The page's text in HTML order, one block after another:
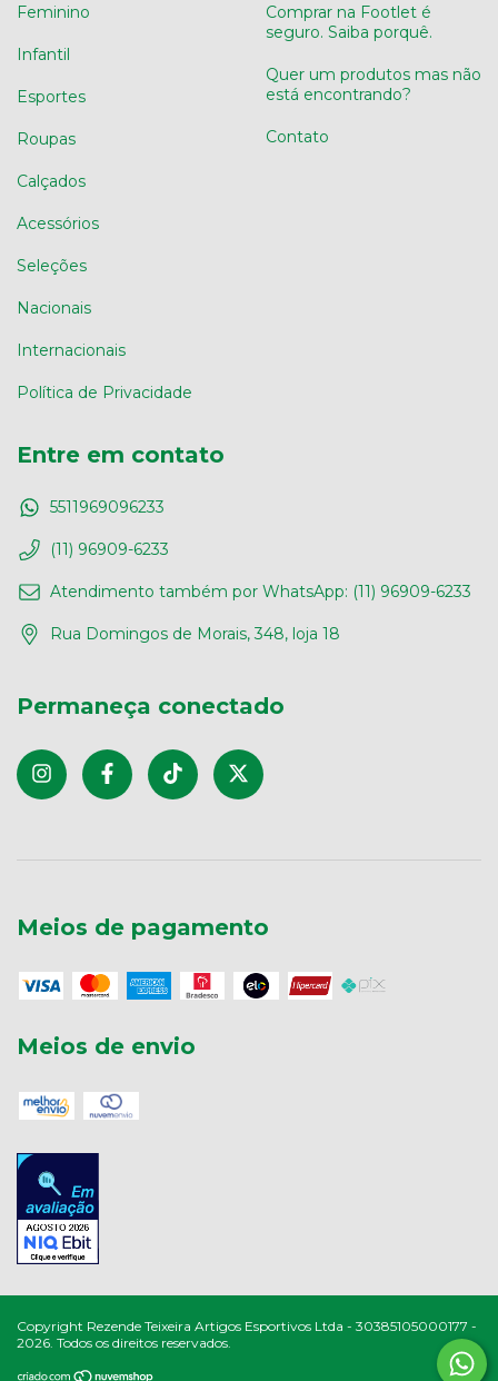
Feminino
Infantil
Esportes
Roupas
Calçados
Acessórios
Seleções
Nacionais
Internacionais
Política de Privacidade
Comprar na Footlet é
seguro. Saiba porquê.
Quer um produtos mas não
está encontrando?
Contato
Entre em contato
5511969096233
(11) 96909-6233
Atendimento também por WhatsApp: (11) 96909-6233
Rua Domingos de Morais, 348, loja 18
Permaneça conectado
Meios de pagamento
Meios de envio
Copyright Rezende Teixeira Artigos Esportivos Ltda - 30385105000177 -
2026. Todos os direitos reservados.